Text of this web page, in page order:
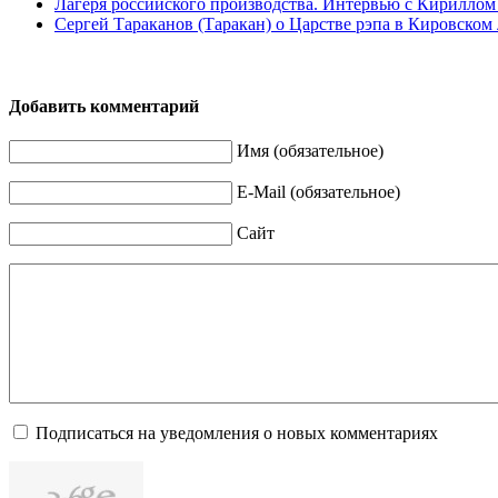
Сергей Тараканов (Таракан) о Царстве рэпа в Кировском
Добавить комментарий
Имя (обязательное)
E-Mail (обязательное)
Сайт
Подписаться на уведомления о новых комментариях